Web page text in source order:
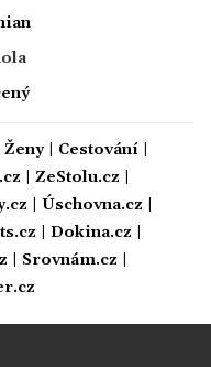
Ženy| Cestování|
ZeStolu.cz
Úschovna.cz
Dokina.cz
Srovnám.cz